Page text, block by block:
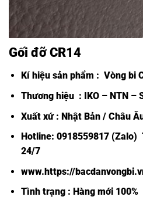
Gối đỡ CR14
Kí hiệu sản phẩm : Vòng bi
Thương hiệu : IKO – NTN –
Xuất xứ : Nhật Bản / Châu
Hotline: 0918559817
24/7
www.https://
Tình trạng : Hàng mới 100%